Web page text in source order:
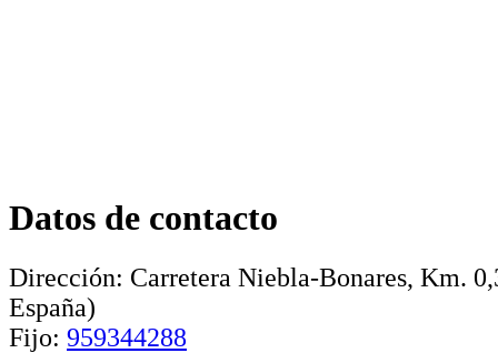
Datos de contacto
Dirección: Carretera Niebla-Bonares, Km.
España)
Fijo: 959344288